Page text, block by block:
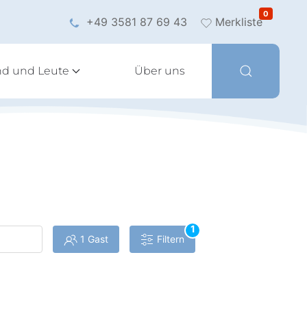
+49 3581 87 69 43 Merkliste
0
und Leute Über uns
1 Gast Filtern
1